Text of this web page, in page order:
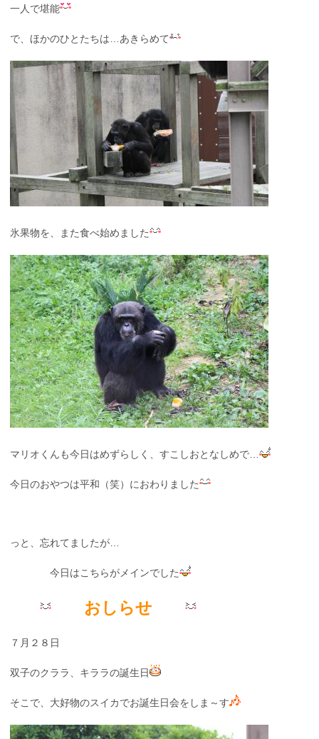
一人で堪能
で、ほかのひとたちは…あきらめて
氷果物を、また食べ始めました
マリオくんも今日はめずらしく、すこしおとなしめで…
今日のおやつは平和（笑）におわりました
っと、忘れてましたが…
今日はこちらがメインでした
おしらせ
７月２８日
双子のクララ、キララの誕生日
そこで、大好物のスイカでお誕生日会をしま～す